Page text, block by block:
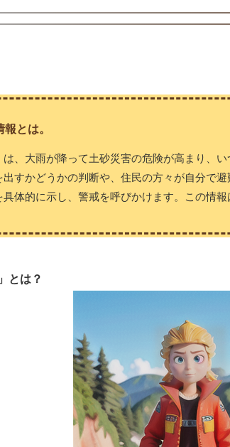
とは。
は、大雨が降って土砂災害の危険が高まり、
すかどうかの判断や、住民の方々が自分で
体的に示し、警戒を呼びかけます。この情
とは？